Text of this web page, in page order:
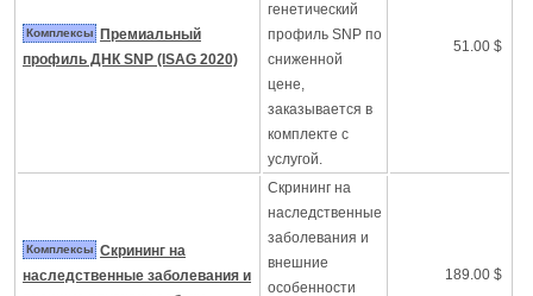
Комплексы
Премиальный
профиль ДНК SNP (ISAG 2020)
генетический
профиль SNP по
сниженной
цене,
заказывается в
комплекте с
услугой.
51.00 $
Комплексы Скрининг на
наследственные заболевания и
Скрининг на
наследственные
заболевания и
внешние
особенности
189.00 $